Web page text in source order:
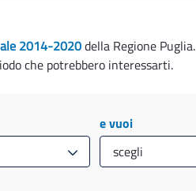
2014-2020della Regione Puglia.
che potrebbero interessarti.
e vuoi